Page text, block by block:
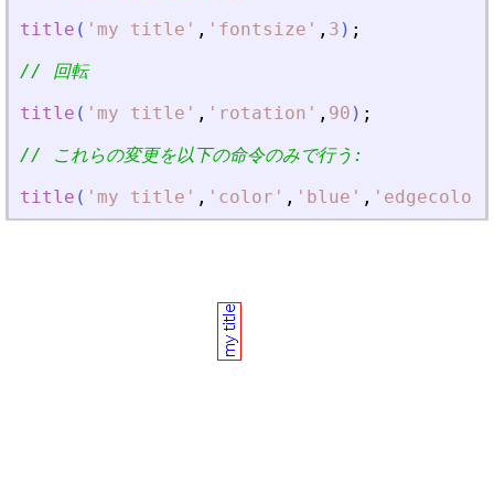
title ( ' my title ' , ' fontsize ' , 3 ) ;
// 回転
title ( ' my title ' , ' rotation ' , 90 ) ;
// これらの変更を以下の命令のみで行う:
title ( ' my title ' , ' color ' , ' blue ' , ' edgecolor